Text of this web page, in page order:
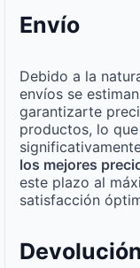
Envío
Debido a la
envíos se estiman
garantizarte
productos, lo
los mejores
este plazo al
satisfacción
Devolución